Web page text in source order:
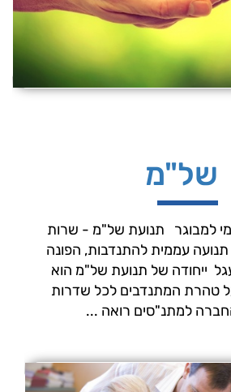
של"מ
למבוגר  תנועת של"מ - שרות
תנועה עממית להתנדבות, הפונה
 ייחודה של תנועת של"מ הוא
טהרת המתנדבים לכל שדרות
למתנ"סים רואה ...